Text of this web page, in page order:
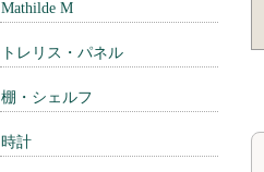
Mathilde M
トレリス・パネル
棚・シェルフ
時計